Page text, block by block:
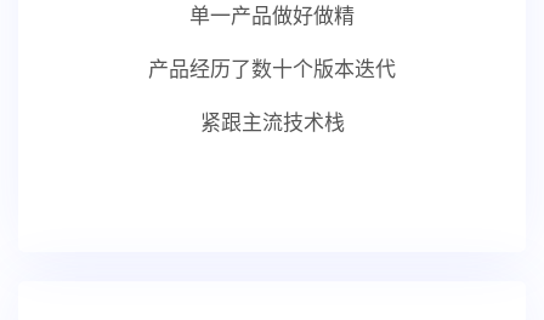
单一产品做好做精
产品经历了数十个版本迭代
紧跟主流技术栈